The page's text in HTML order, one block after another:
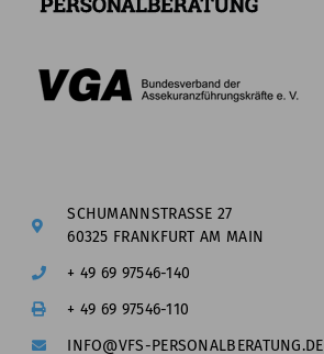
SCHUMANNSTRASSE 27
60325 FRANKFURT AM MAIN
+ 49 69 97546-140
+ 49 69 97546-110
INFO@VFS-PERSONALBERATUNG.DE